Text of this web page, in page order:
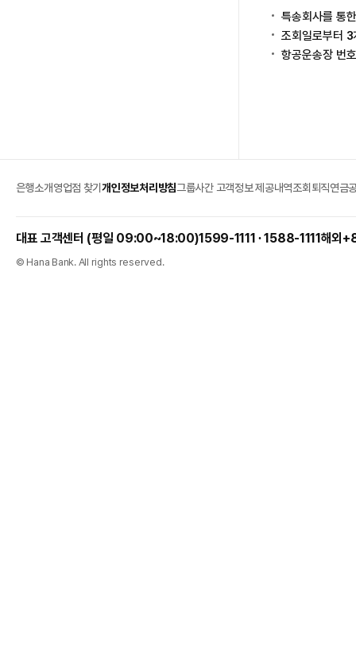
특송회사를 통
조회일로부터
항공운송장 번
은행소개영업점 찾기개인정보처리방침그룹사간 고객정보 제공내역조회 퇴직연금
1599-1111 ∙ 1588-1111해외
© Hana Bank. All rights reserved.